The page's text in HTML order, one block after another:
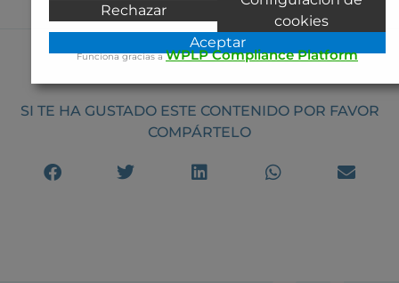
SI TE HA GUSTADO ESTE CONTENIDO POR FAVOR
COMPÁRTELO
Rechazar
cookies
Aceptar
Funciona gracias aWPLP Compliance Platform